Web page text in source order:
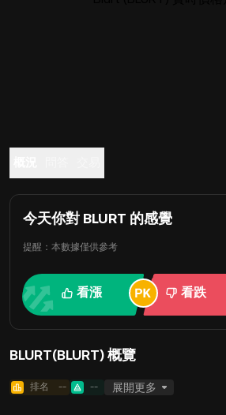
今天你對 BLURT 的感覺
提醒：本數據僅供參考
看漲 看跌
BLURT(BLURT) 概覽
排名 -- -- 展開更多